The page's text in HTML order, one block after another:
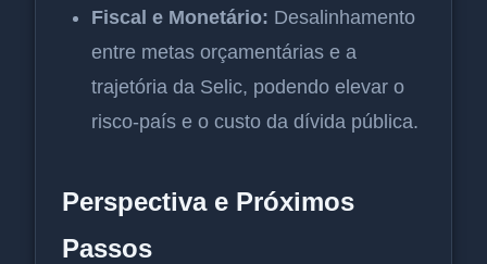
Fiscal e Monetário: Desalinhamento
entre metas orçamentárias e a
trajetória da Selic, podendo elevar o
risco-país e o custo da dívida pública.
Perspectiva e Próximos
Passos